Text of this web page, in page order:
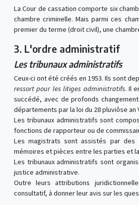
La Cour de cassation comporte six
chambre criminelle. Mais parmi ces
premier du terme (droit civil), une
3. L'ordre administratif
Les tribunaux administratifs
Ceux-ci ont été créés en 1953. Ils sont
ressort pour les litiges administratifs. Il
succédé, avec de profonds
départements par la loi du 28 pluviôse an
Les tribunaux administratifs sont
fonctions de rapporteur ou de
Les magistrats sont assistés par des
mémoires et pièces entre les parties et
Les tribunaux administratifs sont
justice administrative.
Outre leurs attributions
consultatif, à donner leur avis sur les